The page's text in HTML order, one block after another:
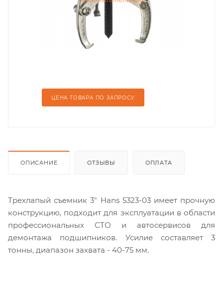
ЦЕНА ТОВАРА ПО ЗАПРОСУ
ОПИСАНИЕ ОТЗЫВЫ ОПЛАТА
Трехлапый съемник 3" Hans 5323-03 имеет прочную
конструкцию, подходит для эксплуатации в области
профессиональных СТО и автосервисов для
демонтажа подшипников. Усилие составляет 3
тонны, диапазон захвата - 40-75 мм.